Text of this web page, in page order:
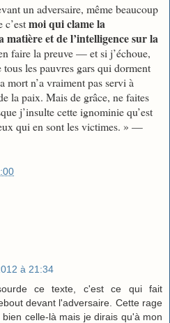
un adversaire, même beaucoup
c’estmoi qui clame la
matière et de l’intelligence sur la
faire la preuve — et si j’échoue,
les pauvres gars qui dorment
mort n’a vraiment pas servi à
la paix. Mais de grâce, ne faites
j’insulte cette ignominie qu’est
qui en sont les victimes. » —
à 21:34
ce texte, c'est ce qui fait
devant l'adversaire. Cette rage
celle-là mais je dirais qu'à mon